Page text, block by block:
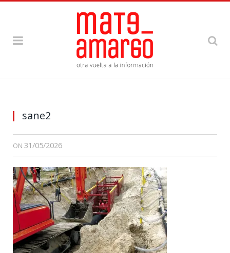
sane2
ON 31/05/2026